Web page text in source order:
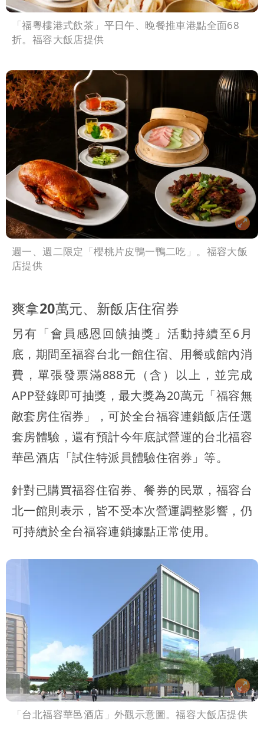
「福粵樓港式飲茶」平日午、晚餐推車港點全面68
折。福容大飯店提供
週一、週二限定「櫻桃片皮鴨一鴨二吃」。福容大飯
店提供
爽拿20萬元、新飯店住宿券
另有「會員感恩回饋抽獎」活動持續至6月
底，期間至福容台北一館住宿、用餐或館內消
費，單張發票滿888元（含）以上，並完成
APP登錄即可抽獎，最大獎為20萬元「福容無
敵套房住宿券」，可於全台福容連鎖飯店任選
套房體驗，還有預計今年底試營運的台北福容
華邑酒店「試住特派員體驗住宿券」等。
針對已購買福容住宿券、餐券的民眾，福容台
北一館則表示，皆不受本次營運調整影響，仍
可持續於全台福容連鎖據點正常使用。
「台北福容華邑酒店」外觀示意圖。福容大飯店提供